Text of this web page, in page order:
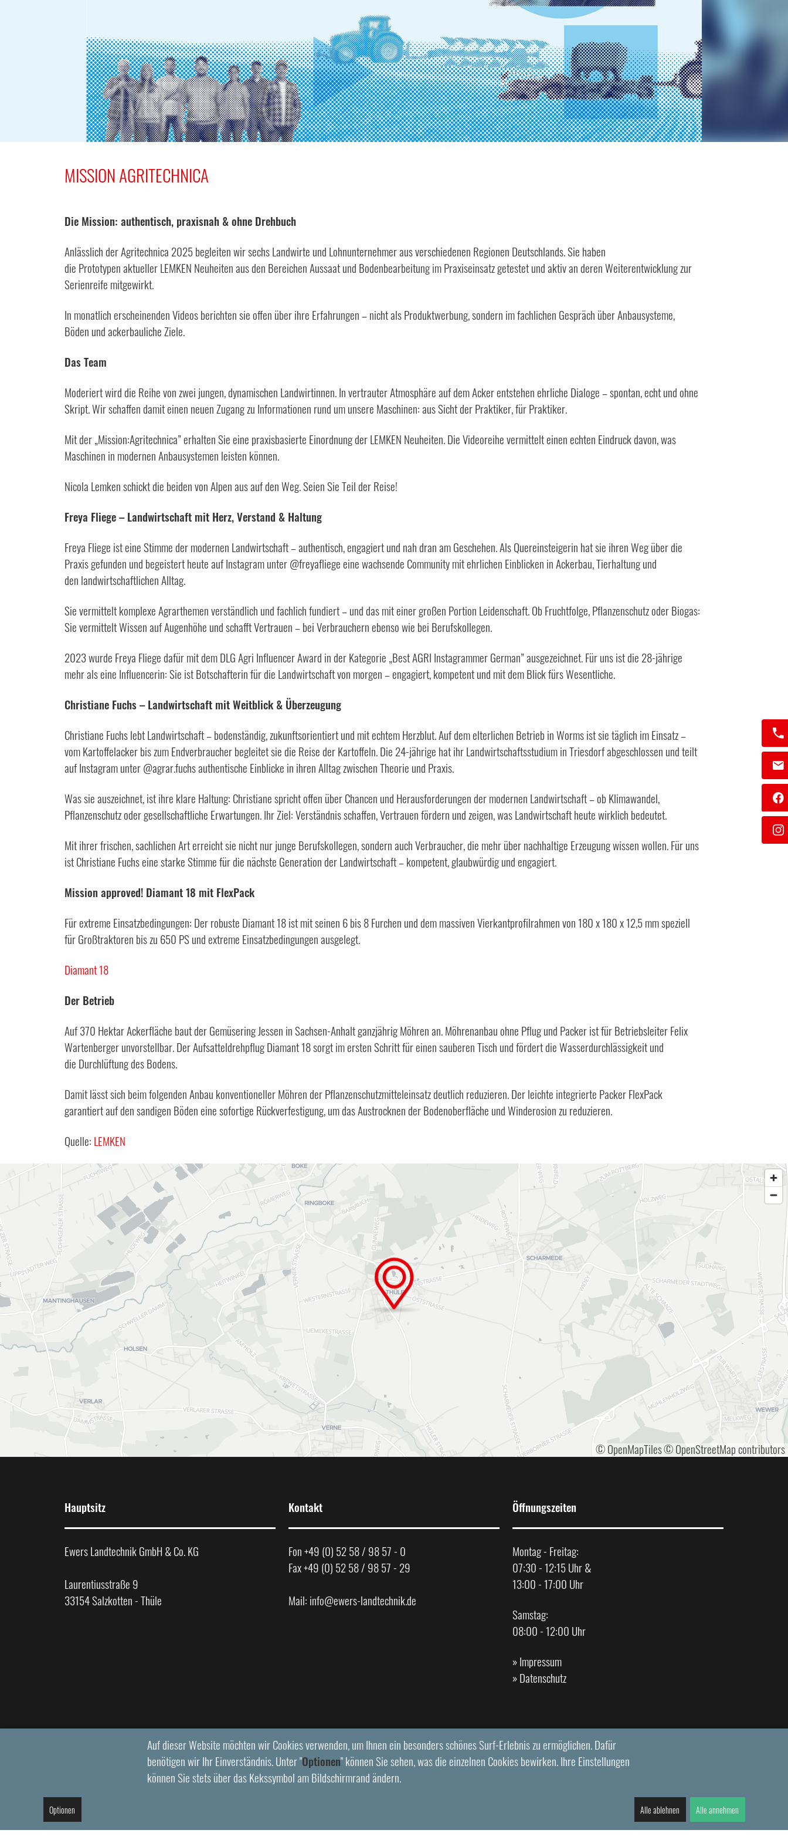
MISSION AGRITECHNICA
Die Mission: authentisch, praxisnah & ohne Drehbuch
Anlässlich der Agritechnica 2025 begleiten wir sechs Landwirte und Lohnunternehmer aus verschiedenen Regionen Deutschlands. Sie haben
die Prototypen aktueller LEMKEN Neuheiten aus den Bereichen Aussaat und Bodenbearbeitung im Praxiseinsatz getestet und aktiv an deren Weiterentwicklung zur
Serienreife mitgewirkt.
In monatlich erscheinenden Videos berichten sie offen über ihre Erfahrungen – nicht als Produktwerbung, sondern im fachlichen Gespräch über Anbausysteme,
Böden und ackerbauliche Ziele.
Das Team
Moderiert wird die Reihe von zwei jungen, dynamischen Landwirtinnen. In vertrauter Atmosphäre auf dem Acker entstehen ehrliche Dialoge – spontan, echt und ohne
Skript. Wir schaffen damit einen neuen Zugang zu Informationen rund um unsere Maschinen: aus Sicht der Praktiker, für Praktiker.
Mit der „Mission:Agritechnica” erhalten Sie eine praxisbasierte Einordnung der LEMKEN Neuheiten. Die Videoreihe vermittelt einen echten Eindruck davon, was
Maschinen in modernen Anbausystemen leisten können.
Nicola Lemken schickt die beiden von Alpen aus auf den Weg. Seien Sie Teil der Reise!
Freya Fliege – Landwirtschaft mit Herz, Verstand & Haltung
Freya Fliege ist eine Stimme der modernen Landwirtschaft – authentisch, engagiert und nah dran am Geschehen. Als Quereinsteigerin hat sie ihren Weg über die
Praxis gefunden und begeistert heute auf Instagram unter @freyafliege eine wachsende Community mit ehrlichen Einblicken in Ackerbau, Tierhaltung und
den landwirtschaftlichen Alltag.
Sie vermittelt komplexe Agrarthemen verständlich und fachlich fundiert – und das mit einer großen Portion Leidenschaft. Ob Fruchtfolge, Pflanzenschutz oder Biogas:
Sie vermittelt Wissen auf Augenhöhe und schafft Vertrauen – bei Verbrauchern ebenso wie bei Berufskollegen.
2023 wurde Freya Fliege dafür mit dem DLG Agri Influencer Award in der Kategorie „Best AGRI Instagrammer German” ausgezeichnet. Für uns ist die 28-jährige
mehr als eine Influencerin: Sie ist Botschafterin für die Landwirtschaft von morgen – engagiert, kompetent und mit dem Blick fürs Wesentliche.
Christiane Fuchs – Landwirtschaft mit Weitblick & Überzeugung
Christiane Fuchs lebt Landwirtschaft – bodenständig, zukunftsorientiert und mit echtem Herzblut. Auf dem elterlichen Betrieb in Worms ist sie täglich im Einsatz –
vom Kartoffelacker bis zum Endverbraucher begleitet sie die Reise der Kartoffeln. Die 24-jährige hat ihr Landwirtschaftsstudium in Triesdorf abgeschlossen und teilt
auf Instagram unter @agrar.fuchs authentische Einblicke in ihren Alltag zwischen Theorie und Praxis.
Was sie auszeichnet, ist ihre klare Haltung: Christiane spricht offen über Chancen und Herausforderungen der modernen Landwirtschaft – ob Klimawandel,
Pflanzenschutz oder gesellschaftliche Erwartungen. Ihr Ziel: Verständnis schaffen, Vertrauen fördern und zeigen, was Landwirtschaft heute wirklich bedeutet.
Mit ihrer frischen, sachlichen Art erreicht sie nicht nur junge Berufskollegen, sondern auch Verbraucher, die mehr über nachhaltige Erzeugung wissen wollen. Für uns
ist Christiane Fuchs eine starke Stimme für die nächste Generation der Landwirtschaft – kompetent, glaubwürdig und engagiert.
Mission approved! Diamant 18 mit FlexPack
Für extreme Einsatzbedingungen: Der robuste Diamant 18 ist mit seinen 6 bis 8 Furchen und dem massiven Vierkantprofilrahmen von 180 x 180 x 12,5 mm speziell
für Großtraktoren bis zu 650 PS und extreme Einsatzbedingungen ausgelegt.
Diamant 18
Der Betrieb
Auf 370 Hektar Ackerfläche baut der Gemüsering Jessen in Sachsen-Anhalt ganzjährig Möhren an. Möhrenanbau ohne Pflug und Packer ist für Betriebsleiter Felix
Wartenberger unvorstellbar. Der Aufsatteldrehpflug Diamant 18 sorgt im ersten Schritt für einen sauberen Tisch und fördert die Wasserdurchlässigkeit und
die Durchlüftung des Bodens.
Damit lässt sich beim folgenden Anbau konventioneller Möhren der Pflanzenschutzmitteleinsatz deutlich reduzieren. Der leichte integrierte Packer FlexPack
garantiert auf den sandigen Böden eine sofortige Rückverfestigung, um das Austrocknen der Bodenoberfläche und Winderosion zu reduzieren.
Quelle: LEMKEN
© OpenMapTiles© OpenStreetMap contributors
Hauptsitz
Ewers Landtechnik GmbH & Co. KG
Laurentiusstraße 9
33154 Salzkotten - Thüle
Kontakt
Fon +49 (0) 52 58 / 98 57 - 0
Fax +49 (0) 52 58 / 98 57 - 29
Mail: info@ewers-landtechnik.de
Öffnungszeiten
Montag - Freitag:
07:30 - 12:15 Uhr &
13:00 - 17:00 Uhr
Samstag:
08:00 - 12:00 Uhr
»Impressum
»Datenschutz
Auf dieser Website möchten wir Cookies verwenden, um Ihnen ein besonders schönes Surf-Erlebnis zu ermöglichen. Dafür
benötigen wir Ihr Einverständnis. Unter "Optionen" können Sie sehen, was die einzelnen Cookies bewirken. Ihre Einstellungen
können Sie stets über das Kekssymbol am Bildschirmrand ändern.
Optionen Alle ablehnen Alle annehmen